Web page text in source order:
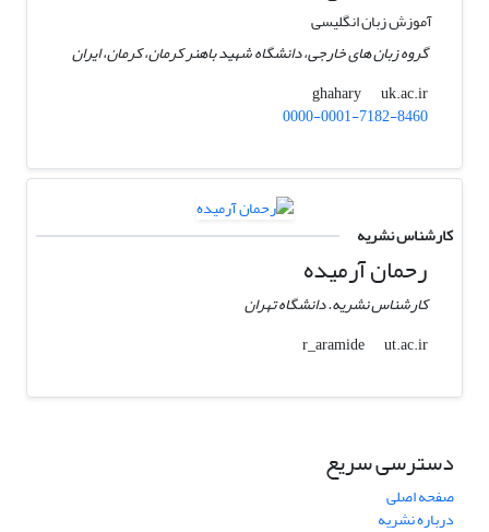
آموزش زبان انگلیسی
گروه زبان های خارجی، دانشگاه شهید باهنر کرمان، کرمان، ایران
ghahary
uk.ac.ir
0000-0001-7182-8460
کارشناس نشریه
رحمان آرمیده
کارشناس نشریه. دانشگاه تهران
r_aramide
ut.ac.ir
دسترسی سریع
صفحه اصلی
درباره نشریه